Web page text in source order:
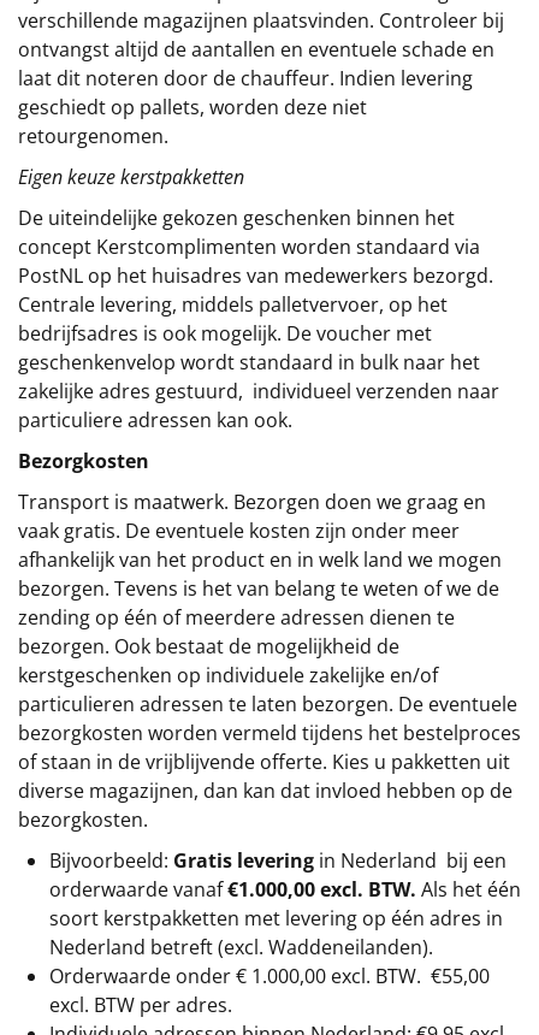
verschillende magazijnen plaatsvinden. Controleer bij
ontvangst altijd de aantallen en eventuele schade en
laat dit noteren door de chauffeur. Indien levering
geschiedt op pallets, worden deze niet
retourgenomen.
Eigen keuze kerstpakketten
De uiteindelijke gekozen geschenken binnen het
concept Kerstcomplimenten worden standaard via
PostNL op het huisadres van medewerkers bezorgd.
Centrale levering, middels palletvervoer, op het
bedrijfsadres is ook mogelijk. De voucher met
geschenkenvelop wordt standaard in bulk naar het
zakelijke adres gestuurd, individueel verzenden naar
particuliere adressen kan ook.
Bezorgkosten
Transport is maatwerk. Bezorgen doen we graag en
vaak gratis. De eventuele kosten zijn onder meer
afhankelijk van het product en in welk land we mogen
bezorgen. Tevens is het van belang te weten of we de
zending op één of meerdere adressen dienen te
bezorgen. Ook bestaat de mogelijkheid de
kerstgeschenken op individuele zakelijke en/of
particulieren adressen te laten bezorgen. De eventuele
bezorgkosten worden vermeld tijdens het bestelproces
of staan in de vrijblijvende offerte. Kies u pakketten uit
diverse magazijnen, dan kan dat invloed hebben op de
bezorgkosten.
Bijvoorbeeld: Gratis levering in Nederland bij een
orderwaarde vanaf€1.000,00 excl. BTW. Als het één
soort kerstpakketten met levering op één adres in
Nederland betreft (excl. Waddeneilanden).
Orderwaarde onder € 1.000,00 excl. BTW. €55,00
excl. BTW per adres.